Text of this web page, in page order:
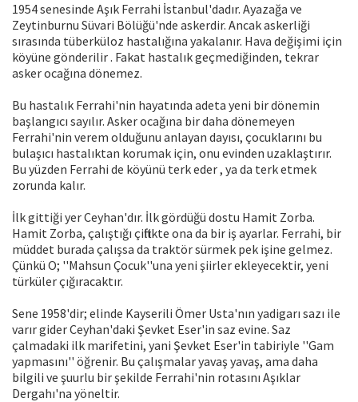
1954 senesinde Aşık Ferrahi İstanbul'dadır. Ayazağa ve
Zeytinburnu Süvari Bölüğü'nde askerdir. Ancak askerliği
sırasında tüberküloz hastalığına yakalanır. Hava değişimi için
köyüne gönderilir . Fakat hastalık geçmediğinden, tekrar
asker ocağına dönemez.
Bu hastalık Ferrahi'nin hayatında adeta yeni bir dönemin
başlangıcı sayılır. Asker ocağına bir daha dönemeyen
Ferrahi'nin verem olduğunu anlayan dayısı, çocuklarını bu
bulaşıcı hastalıktan korumak için, onu evinden uzaklaştırır.
Bu yüzden Ferrahi de köyünü terk eder , ya da terk etmek
zorunda kalır.
İlk gittiği yer Ceyhan'dır. İlk gördüğü dostu Hamit Zorba.
Hamit Zorba, çalıştığı çiftlikte ona da bir iş ayarlar. Ferrahi, bir
müddet burada çalışsa da traktör sürmek pek işine gelmez.
Çünkü O; ''Mahsun Çocuk''una yeni şiirler ekleyecektir, yeni
türküler çığıracaktır.
Sene 1958'dir; elinde Kayserili Ömer Usta'nın yadigarı sazı ile
varır gider Ceyhan'daki Şevket Eser'in saz evine. Saz
çalmadaki ilk marifetini, yani Şevket Eser'in tabiriyle ''Gam
yapmasını'' öğrenir. Bu çalışmalar yavaş yavaş, ama daha
bilgili ve şuurlu bir şekilde Ferrahi'nin rotasını Aşıklar
Dergahı'na yöneltir.